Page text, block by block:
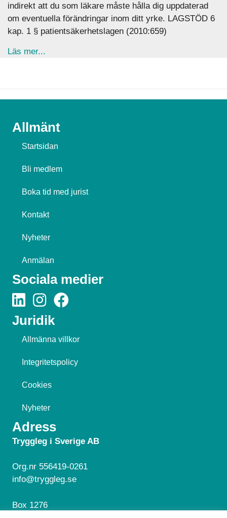
indirekt att du som läkare måste hålla dig uppdaterad
om eventuella förändringar inom ditt yrke. LAGSTÖD 6
kap. 1 § patientsäkerhetslagen (2010:659)
Läs mer...
Allmänt
Startsidan
Bli medlem
Boka tid med jurist
Kontakt
Nyheter
Anmälan
Sociala medier
Juridik
Allmänna villkor
Integritetspolicy
Cookies
Nyheter
Adress
Tryggleg i Sverige AB
Org.nr 556419-0261
info@tryggleg.se
Box 1276